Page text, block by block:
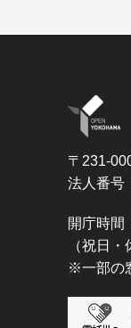
〒231-
法人番号
開庁時間
（祝日
※一部の